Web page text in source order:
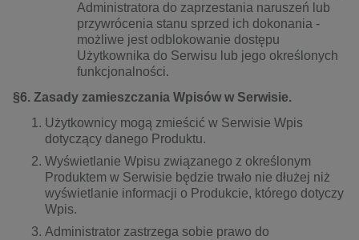
Administratora do zaprzestania naruszeń lub
przywrócenia stanu sprzed ich dokonania -
możliwe jest odblokowanie dostępu
Użytkownika do Serwisu lub jego określonych
funkcjonalności.
§6. Zasady zamieszczania Wpisów w Serwisie.
Użytkownicy mogą zmieścić w Serwisie Wpis
dotyczący danego Produktu.
Wyświetlanie Wpisu związanego z określonym
Produktem w Serwisie będzie trwało nie dłużej niż
wyświetlanie informacji o Produkcie, którego dotyczy
Wpis.
Administrator zastrzega sobie prawo do